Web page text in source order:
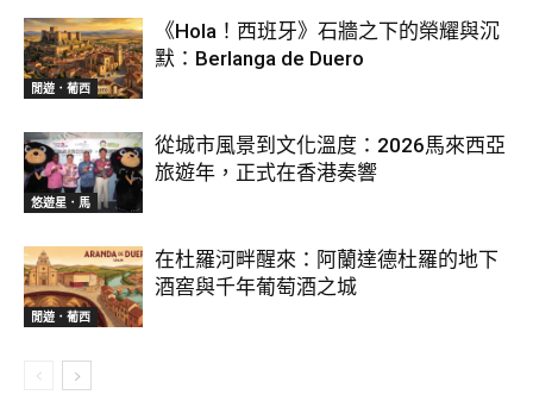
閒遊．葡西
《Hola！西班牙》石牆之下的榮耀與沉
默：Berlanga de Duero
悠遊星．馬
從城市風景到文化溫度：2026馬來西亞
旅遊年，正式在香港奏響
閒遊．葡西
在杜羅河畔醒來：阿蘭達德杜羅的地下
酒窖與千年葡萄酒之城